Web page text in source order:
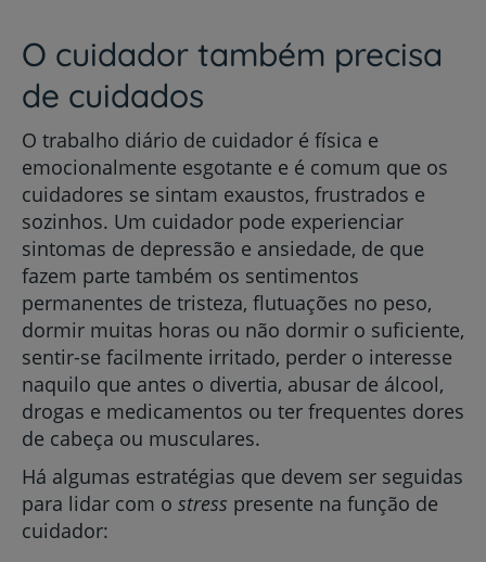
O cuidador também precisa
de cuidados
O trabalho diário de cuidador é física e
emocionalmente esgotante e é comum que os
cuidadores se sintam exaustos, frustrados e
sozinhos. Um cuidador pode experienciar
sintomas de depressão e ansiedade, de que
fazem parte também os sentimentos
permanentes de tristeza, flutuações no peso,
dormir muitas horas ou não dormir o suficiente,
sentir-se facilmente irritado, perder o interesse
naquilo que antes o divertia, abusar de álcool,
drogas e medicamentos ou ter frequentes dores
de cabeça ou musculares.
Há algumas estratégias que devem ser seguidas
para lidar com o stress presente na função de
cuidador: